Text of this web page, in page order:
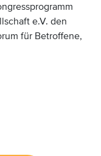
e.V. den
für Betroffene,